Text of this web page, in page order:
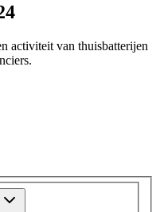
activiteit van thuisbatterijen